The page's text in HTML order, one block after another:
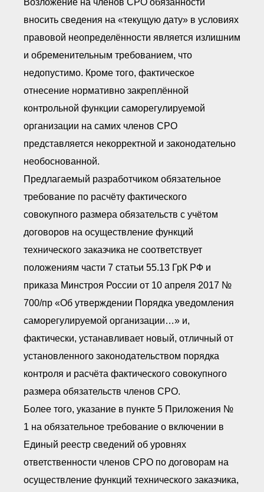
Возложение на членов СРО обязанности
вносить сведения на «текущую дату» в условиях
правовой неопределённости является излишним
и обременительным требованием, что
недопустимо. Кроме того, фактическое
отнесение нормативно закреплённой
контрольной функции саморегулируемой
организации на самих членов СРО
представляется некорректной и законодательно
необоснованной.
Предлагаемый разработчиком обязательное
требование по расчёту фактического
совокупного размера обязательств с учётом
договоров на осуществление функций
технического заказчика не соответствует
положениям части 7 статьи 55.13 ГрК РФ и
приказа Минстроя России от 10 апреля 2017 №
700/пр «Об утверждении Порядка уведомления
саморегулируемой организации…» и,
фактически, устанавливает новый, отличный от
установленного законодательством порядка
контроля и расчёта фактического совокупного
размера обязательств членов СРО.
Более того, указание в пункте 5 Приложения №
1 на обязательное требование о включении в
Единый реестр сведений об уровнях
ответственности членов СРО по договорам на
осуществление функций технического заказчика,